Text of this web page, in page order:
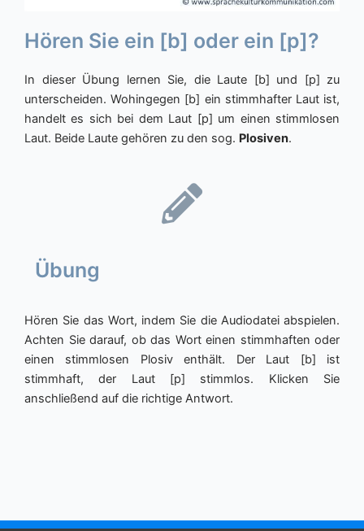
Hören Sie ein [b] oder ein [p]?
In dieser Übung lernen Sie, die Laute [b] und [p] zu
unterscheiden. Wohingegen [b] ein stimmhafter Laut ist,
handelt es sich bei dem Laut [p] um einen stimmlosen
Laut. Beide Laute gehören zu den sog. Plosiven.
Übung
Hören Sie das Wort, indem Sie die Audiodatei abspielen.
Achten Sie darauf, ob das Wort einen stimmhaften oder
einen stimmlosen Plosiv enthält. Der Laut [b] ist
stimmhaft, der Laut [p] stimmlos. Klicken Sie
anschließend auf die richtige Antwort.